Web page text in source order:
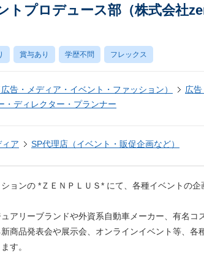
プロデュース部（株式会社
賞与あり 学歴不問 フレックス
告・メディア・イベント・ファッション）
広
・ディレクター・プランナー
ア SP代理店（イベント・販促企画など）
ョンの *ＺＥＮＰＬＵＳ* にて、各種イベントの
アリーブランドや外資系自動車メーカー、有名コ
商品発表会や展示会、オンラインイベント等、各
す。